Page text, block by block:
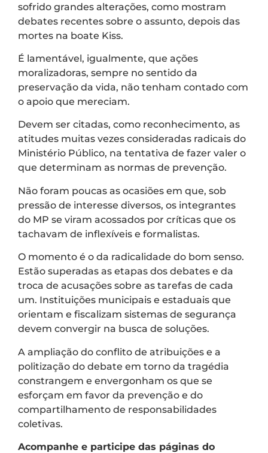
sofrido grandes alterações, como mostram
debates recentes sobre o assunto, depois das
mortes na boate Kiss.
É lamentável, igualmente, que ações
moralizadoras, sempre no sentido da
preservação da vida, não tenham contado com
o apoio que mereciam.
Devem ser citadas, como reconhecimento, as
atitudes muitas vezes consideradas radicais do
Ministério Público, na tentativa de fazer valer o
que determinam as normas de prevenção.
Não foram poucas as ocasiões em que, sob
pressão de interesse diversos, os integrantes
do MP se viram acossados por críticas que os
tachavam de inflexíveis e formalistas.
O momento é o da radicalidade do bom senso.
Estão superadas as etapas dos debates e da
troca de acusações sobre as tarefas de cada
um. Instituições municipais e estaduais que
orientam e fiscalizam sistemas de segurança
devem convergir na busca de soluções.
A ampliação do conflito de atribuições e a
politização do debate em torno da tragédia
constrangem e envergonham os que se
esforçam em favor da prevenção e do
compartilhamento de responsabilidades
coletivas.
Acompanhe e participe das páginas do